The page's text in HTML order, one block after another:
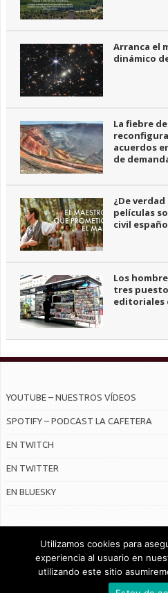
Arranca el
dinámico
La fiebre
acuerdos
de
¿De
películas
civil
Los
tres
editoriales
YOUTUBE – NUESTROS VÍDEOS
SPOTIFY – PODCAST LA CAFETERA
EN TWITCH
EN TWITTER
EN BLUESKY
© Radiocable en
Utilizamos cookies para
experiencia al usuario en
utilizando este sitio